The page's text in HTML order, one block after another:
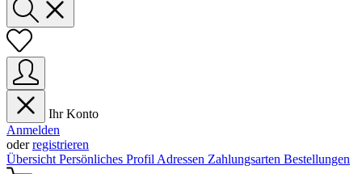
Ihr Konto
Anmelden
oderregistrieren
Übersicht Persönliches Profil Adressen Zahlungsarten Bestellungen